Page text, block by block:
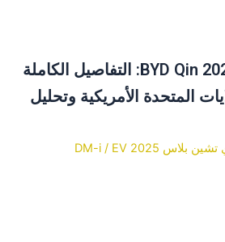
وحدات مبيعات BYD Qin 2023: التفاصيل الكاملة
المتحدة الأمريكية وتحليل